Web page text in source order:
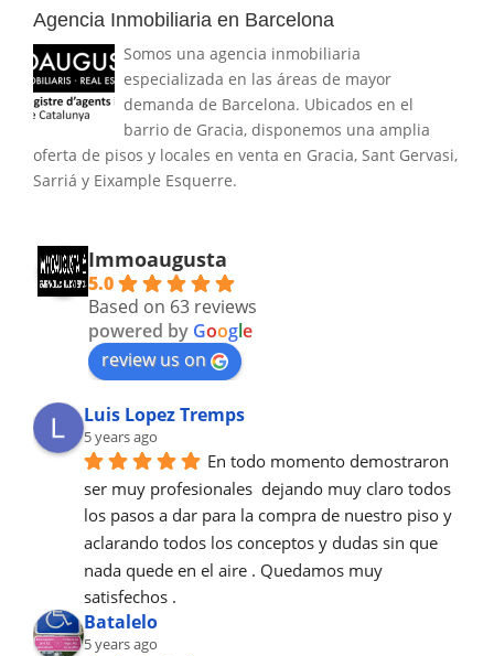
Agencia Inmobiliaria en Barcelona
Somos una agencia inmobiliaria
especializada en las áreas de mayor
demanda de Barcelona. Ubicados en el
barrio de Gracia, disponemos una amplia
oferta de pisos y locales en venta en Gracia, Sant Gervasi,
Sarriá y Eixample Esquerre.
Immoaugusta
5.0
Based on 63 reviews
powered by Google
review us on
Luis Lopez Tremps
5 years ago
En todo momento demostraron
ser muy profesionales  dejando muy claro todos
los pasos a dar para la compra de nuestro piso y
aclarando todos los conceptos y dudas sin que
nada quede en el aire . Quedamos muy
satisfechos .
Batalelo
5 years ago